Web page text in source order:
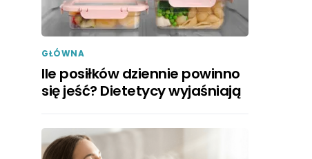
GŁÓWNA
Ile posiłków dziennie powinno
się jeść? Dietetycy wyjaśniają